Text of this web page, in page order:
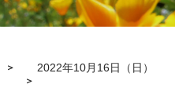
2022年10月16日（日）